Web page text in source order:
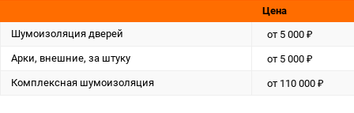
Цена
Шумоизоляция дверей
от 5 000 ₽
Арки, внешние, за штуку
от 5 000 ₽
Комплексная шумоизоляция
от 110 000 ₽